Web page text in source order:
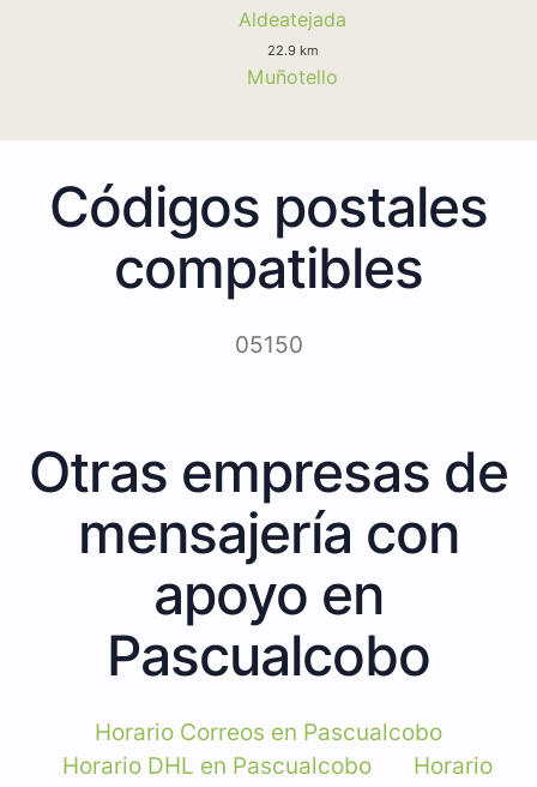
Aldeatejada
22.9 km
Muñotello
Códigos postales
compatibles
05150
Otras empresas de
mensajería con
apoyo en
Pascualcobo
Horario Correos en Pascualcobo
Horario DHL en Pascualcobo
Horario